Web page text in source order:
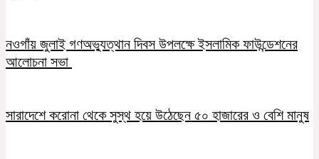
নওগাঁয় জুলাই গণঅভ্যুত্থান দিবস উপলক্ষে ইসলামিক ফাউন্ডেশনের
আলোচনা সভা
সারাদেশে করোনা থেকে সুস্থ হয়ে উঠেছেন ৫০ হাজারের ও বেশি মানুষ